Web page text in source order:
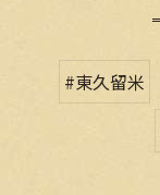
#東久留米